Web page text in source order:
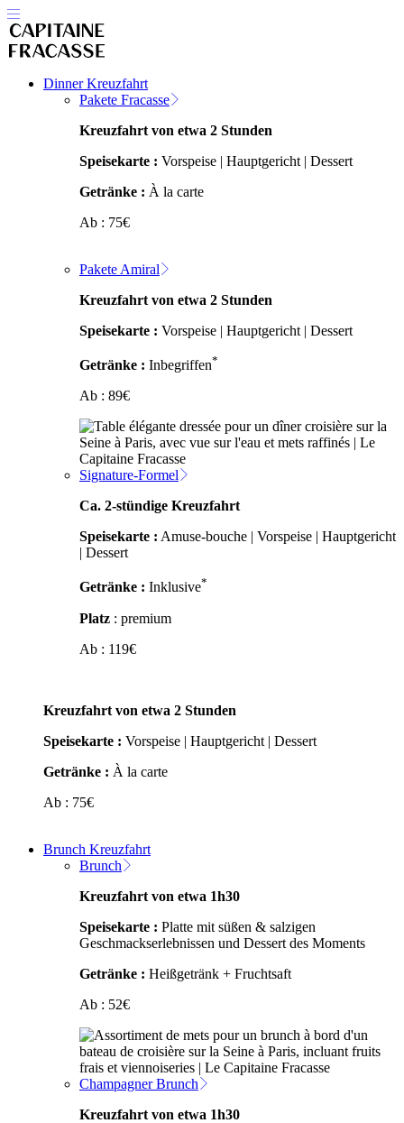
Dinner Kreuzfahrt
Pakete Fracasse
Kreuzfahrt von etwa 2 Stunden
Speisekarte : Vorspeise | Hauptgericht | Dessert
Getränke : À la carte
Ab : 75€
Pakete Amiral
Kreuzfahrt von etwa 2 Stunden
Speisekarte : Vorspeise | Hauptgericht | Dessert
Getränke : Inbegriffen*
Ab : 89€
Signature-Formel
Ca. 2-stündige Kreuzfahrt
Speisekarte : Amuse-bouche | Vorspeise | Hauptgericht
| Dessert
Getränke : Inklusive*
Platz : premium
Ab : 119€
Kreuzfahrt von etwa 2 Stunden
Speisekarte : Vorspeise | Hauptgericht | Dessert
Getränke : À la carte
Ab : 75€
Brunch Kreuzfahrt
Brunch
Kreuzfahrt von etwa 1h30
Speisekarte : Platte mit süßen & salzigen
Geschmackserlebnissen und Dessert des Moments
Getränke : Heißgetränk + Fruchtsaft
Ab : 52€
Champagner Brunch
Kreuzfahrt von etwa 1h30